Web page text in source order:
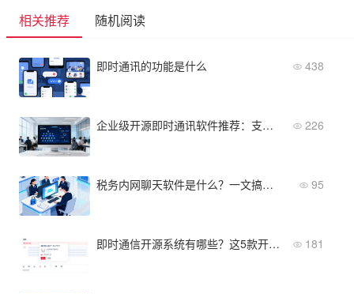
相关推荐 随机阅读
即时通讯的功能是什么 438
企业级开源即时通讯软件推荐：支持万人并发、组织架构 226
税务内网聊天软件是什么？一文搞懂功能与使用场景 95
即时通信开源系统有哪些？这5款开源IM产品值得关注 181